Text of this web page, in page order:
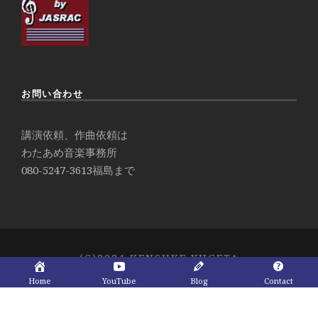
お問い合わせ
講演依頼、作曲依頼は
わたあめ音楽事務所
080-5247-3613福島まで
(C)2024 KENSUKE YUGETA
Home YouTube Blog Contact